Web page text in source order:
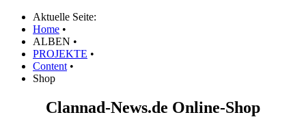
Aktuelle Seite:
Home •
ALBEN •
PROJEKTE •
Content •
Shop
Clannad-News.de Online-Shop